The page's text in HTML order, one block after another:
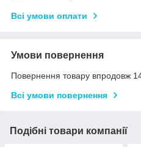
Всі умови оплати
Умови повернення
Повернення товару впродовж
Всі умови повернення
Подібні товари компанії